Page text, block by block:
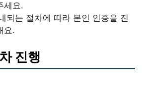
세요.
되는 절차에 따라 본인 인증을 진
요.
진행